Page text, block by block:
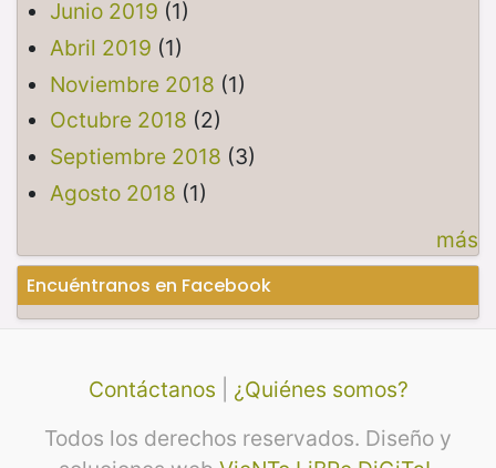
Junio 2019 (1)
Abril 2019 (1)
Noviembre 2018 (1)
Octubre 2018 (2)
Septiembre 2018 (3)
Agosto 2018 (1)
más
Encuéntranos en Facebook
Contáctanos
¿Quiénes somos?
Todos los derechos reservados. Diseño y